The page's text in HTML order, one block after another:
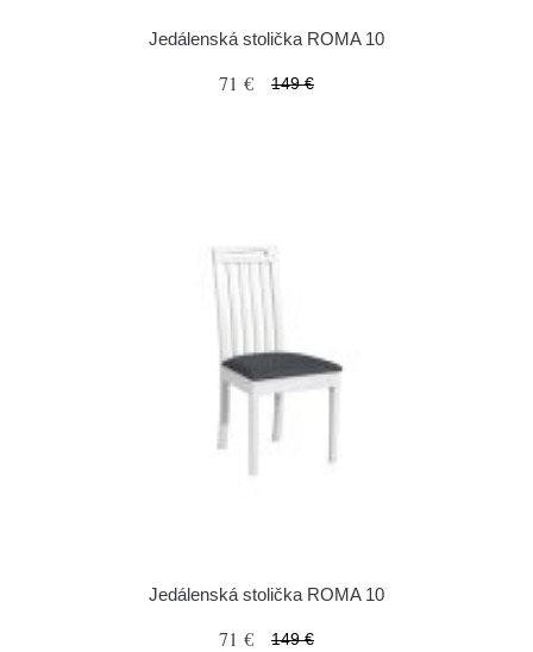
Jedálenská stolička ROMA 10
71 € 149 €
Jedálenská stolička ROMA 10
71 € 149 €